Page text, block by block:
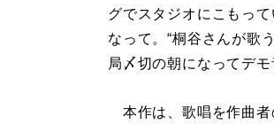
グでスタジオにこもっ
なって。“桐谷さんが歌
局〆切の朝になってデモ
本作は、歌唱を作曲者